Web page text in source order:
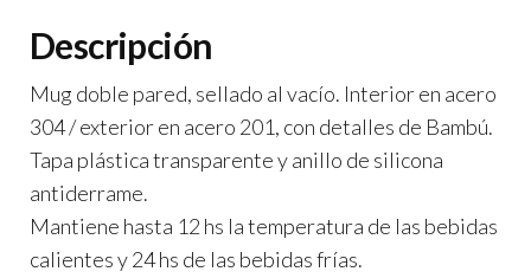
Descripción
Mug doble pared, sellado al vacío. Interior en acero
304 / exterior en acero 201, con detalles de Bambú.
Tapa plástica transparente y anillo de silicona
antiderrame.
Mantiene hasta 12 hs la temperatura de las bebidas
calientes y 24 hs de las bebidas frías.